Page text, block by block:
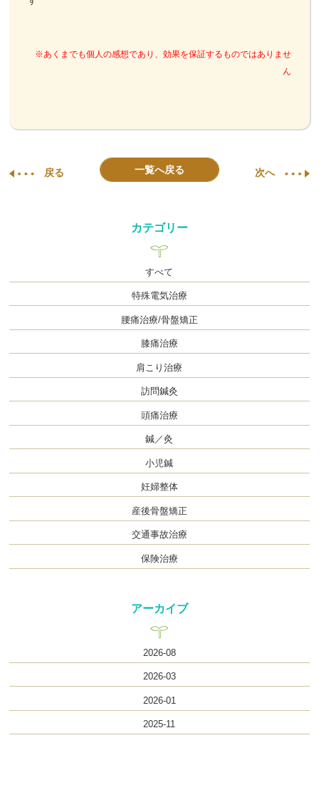
※あくまでも個人の感想であり、効果を保証するものではありませ
ん
戻る 一覧へ戻る 次へ
カテゴリー
すべて
特殊電気治療
腰痛治療/骨盤矯正
膝痛治療
肩こり治療
訪問鍼灸
頭痛治療
鍼／灸
小児鍼
妊婦整体
産後骨盤矯正
交通事故治療
保険治療
アーカイブ
2026-08
2026-03
2026-01
2025-11